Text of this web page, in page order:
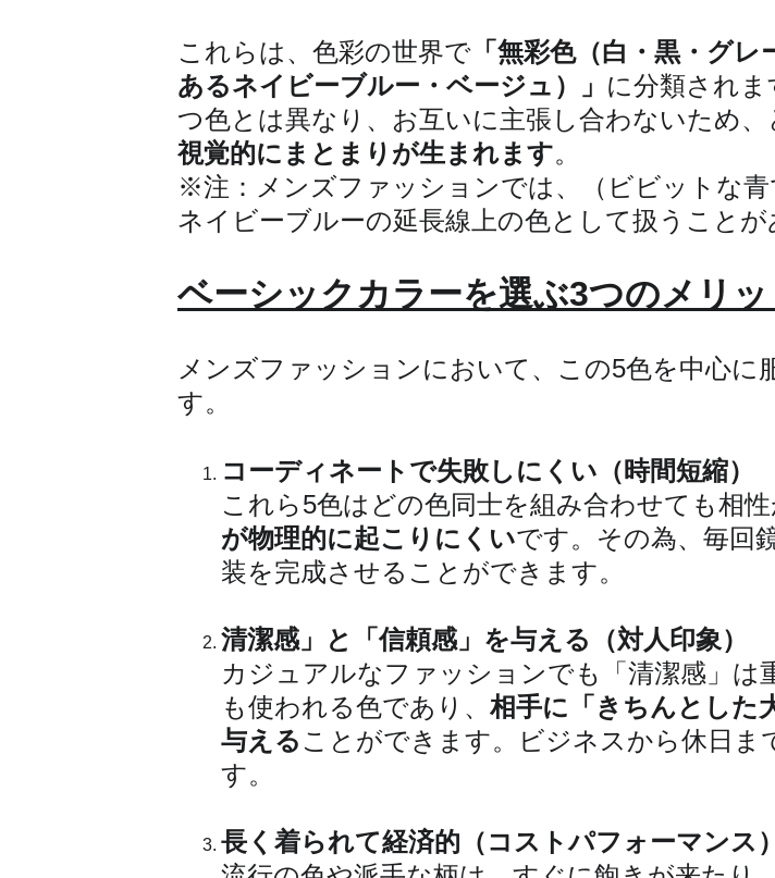
これらは、色彩の世界で 「無彩色（白・黒・グ
あるネイビーブルー・ベージュ）」 に分類され
つ色とは異なり、お互いに主張し合わないため
視覚的にまとまりが生まれます。
※注：メンズファッションでは、（ビビットな
ネイビーブルーの延長線上の色として扱うことが
ベーシックカラーを選ぶ3つのメリッ
メンズファッションにおいて、この5色を中心に
す。
コーディネートで失敗しにくい（時間短縮）
これら5色はどの色同士を組み合わせても相性
が物理的に起こりにくいです。その為、毎回
装を完成させることができます。
清潔感」と「信頼感」を与える（対人印象）
カジュアルなファッションでも「清潔感」は
も使われる色であり、 相手に「きちんとした
与える ことができます。ビジネスから休日ま
す。
長く着られて経済的（コストパフォーマンス）